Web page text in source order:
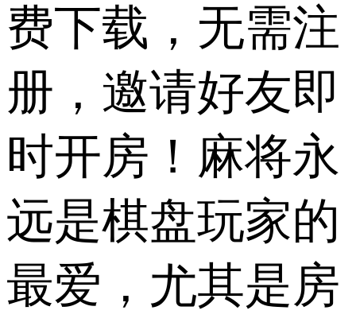
费下载，无需注
册，邀请好友即
时开房！麻将永
远是棋盘玩家的
最爱，尤其是房